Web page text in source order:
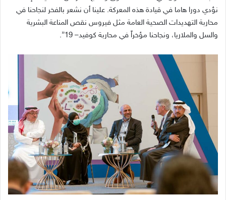
نؤدي دورا هاما في قيادة هذه المعركة. علينا أن نشعر بالفخر لنجاحنا في
محاربة التهديدات الصحية العامة مثل فيروس نقص المناعة البشرية
والسل والملاريا، ونجاحنا مؤخراً في محاربة كوفيد– 19”.